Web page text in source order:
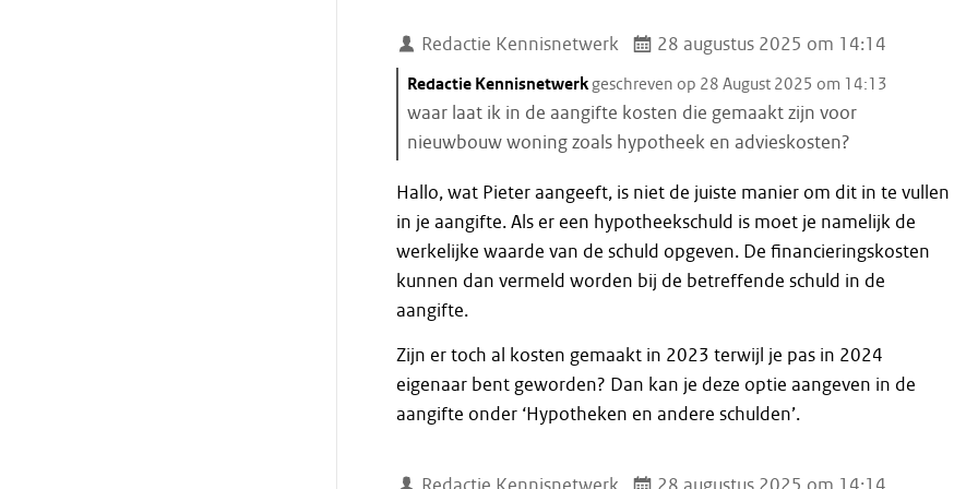
Redactie Kennisnetwerk 28 augustus 2025 om 14:14
Citaat
starten
Redactie Kennisnetwerk geschreven op 28 August 2025 om 14:13
waar laat ik in de aangifte kosten die gemaakt zijn voor
nieuwbouw woning zoals hypotheek en advieskosten?
citaat
Hallo, wat Pieter aangeeft, is niet de juiste manier om dit in te vullen
in je aangifte. Als er een hypotheekschuld is moet je namelijk de
werkelijke waarde van de schuld opgeven. De financieringskosten
kunnen dan vermeld worden bij de betreffende schuld in de
aangifte.
Zijn er toch al kosten gemaakt in 2023 terwijl je pas in 2024
eigenaar bent geworden? Dan kan je deze optie aangeven in de
aangifte onder ‘Hypotheken en andere schulden’.